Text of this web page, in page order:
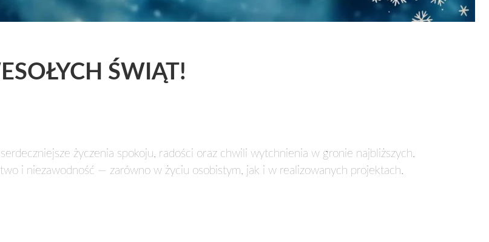
ŚWIĄT!
życzenia spokoju, radości oraz chwili wytchnienia w gronie najbliższych.
i niezawodność — zarówno w życiu osobistym, jak i w realizowanych projektach.